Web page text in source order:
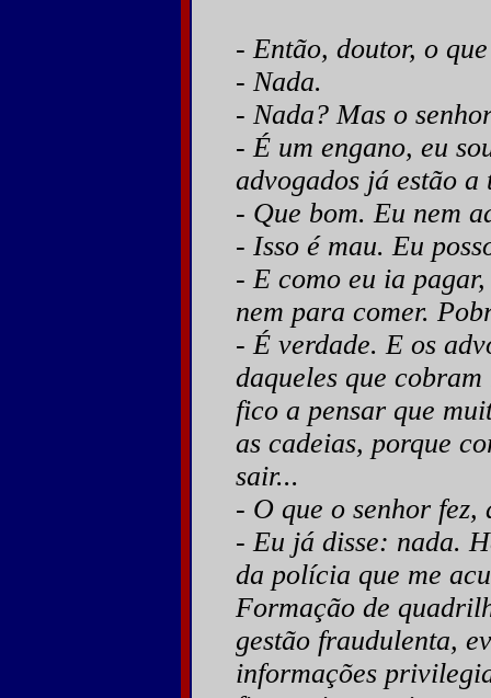
- Então, doutor, o
- Nada.
- Nada? Mas o
- É um engano, eu
advogados já estão
- Que bom. Eu nem
- Isso é mau. Eu
- E como eu ia
nem para comer.
- É verdade. E os
daqueles que
fico a pensar que
as cadeias, porque
sair...
- O que o senhor fez,
- Eu já disse: nada.
da polícia que me
Formação de
gestão fraudulenta,
informações